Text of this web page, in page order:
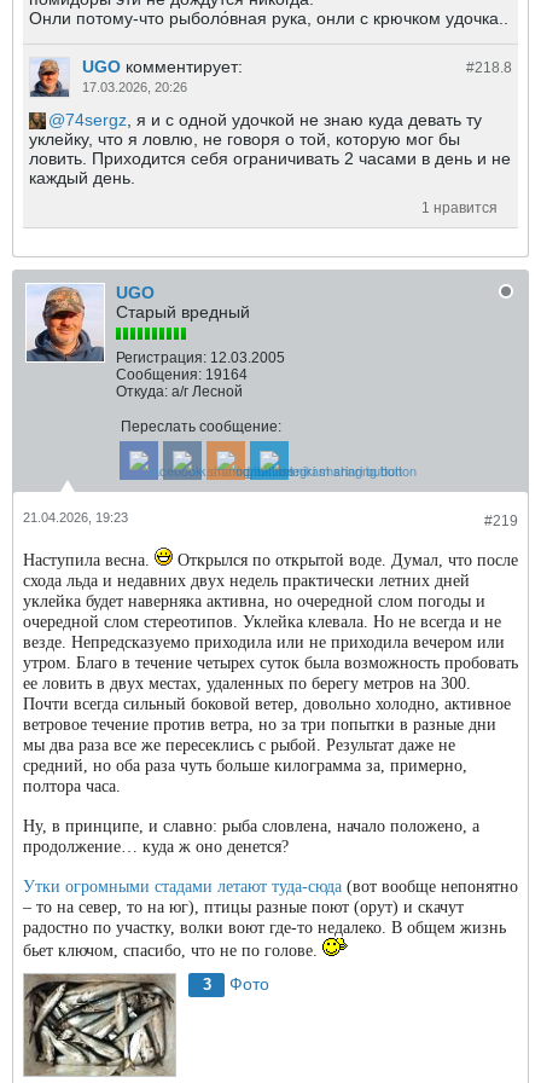
Онли потому-что рыболо́вная рука, онли с крючком удочка..
#218.8
UGO комментирует:
17.03.2026, 20:26
74sergz , я и с одной удочкой не знаю куда девать ту
уклейку, что я ловлю, не говоря о той, которую мог бы
ловить. Приходится себя ограничивать 2 часами в день и не
каждый день.
1 нравится
UGO
Старый вредный
Регистрация: 12.03.2005
Сообщения: 19164
Откуда: а/г Лесной
Переслать сообщение:
#219
21.04.2026, 19:23
Наступила весна.
Открылся по открытой воде. Думал, что после
схода льда и недавних двух недель практически летних дней
уклейка будет наверняка активна, но очередной слом погоды и
очередной слом стереотипов. Уклейка клевала. Но не всегда и не
везде. Непредсказуемо приходила или не приходила вечером или
утром. Благо в течение четырех суток была возможность пробовать
ее ловить в двух местах, удаленных по берегу метров на 300.
Почти всегда сильный боковой ветер, довольно холодно, активное
ветровое течение против ветра, но за три попытки в разные дни
мы два раза все же пересеклись с рыбой. Результат даже не
средний, но оба раза чуть больше килограмма за, примерно,
полтора часа.
Ну, в принципе, и славно: рыба словлена, начало положено, а
продолжение… куда ж оно денется?
Утки огромными стадами летают туда-сюда (вот вообще непонятно
– то на север, то на юг), птицы разные поют (орут) и скачут
радостно по участку, волки воют где-то недалеко. В общем жизнь
бьет ключом, спасибо, что не по голове.
3
Фото